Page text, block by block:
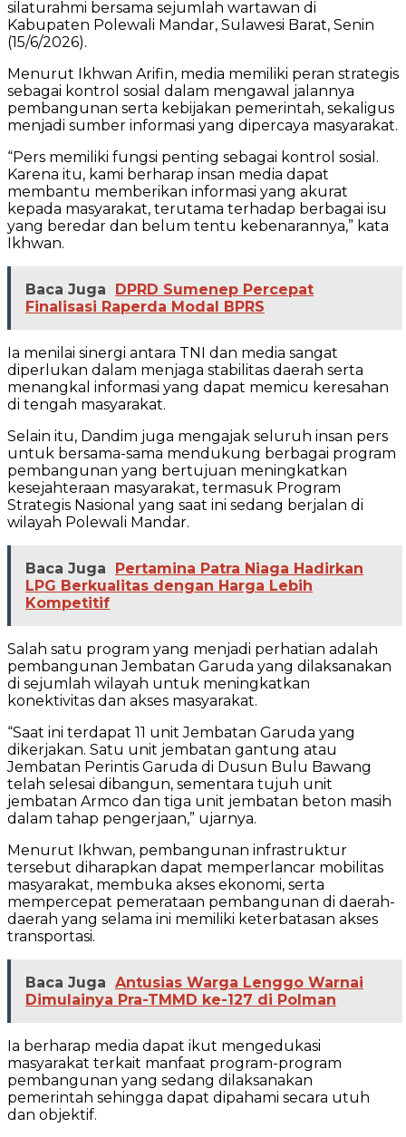
silaturahmi bersama sejumlah wartawan di
Kabupaten Polewali Mandar, Sulawesi Barat, Senin
(15/6/2026).
Menurut Ikhwan Arifin, media memiliki peran strategis
sebagai kontrol sosial dalam mengawal jalannya
pembangunan serta kebijakan pemerintah, sekaligus
menjadi sumber informasi yang dipercaya masyarakat.
“Pers memiliki fungsi penting sebagai kontrol sosial.
Karena itu, kami berharap insan media dapat
membantu memberikan informasi yang akurat
kepada masyarakat, terutama terhadap berbagai isu
yang beredar dan belum tentu kebenarannya,” kata
Ikhwan.
Baca Juga
DPRD Sumenep Percepat
Finalisasi Raperda Modal BPRS
Ia menilai sinergi antara TNI dan media sangat
diperlukan dalam menjaga stabilitas daerah serta
menangkal informasi yang dapat memicu keresahan
di tengah masyarakat.
Selain itu, Dandim juga mengajak seluruh insan pers
untuk bersama-sama mendukung berbagai program
pembangunan yang bertujuan meningkatkan
kesejahteraan masyarakat, termasuk Program
Strategis Nasional yang saat ini sedang berjalan di
wilayah Polewali Mandar.
Baca Juga
Pertamina Patra Niaga Hadirkan
LPG Berkualitas dengan Harga Lebih
Kompetitif
Salah satu program yang menjadi perhatian adalah
pembangunan Jembatan Garuda yang dilaksanakan
di sejumlah wilayah untuk meningkatkan
konektivitas dan akses masyarakat.
“Saat ini terdapat 11 unit Jembatan Garuda yang
dikerjakan. Satu unit jembatan gantung atau
Jembatan Perintis Garuda di Dusun Bulu Bawang
telah selesai dibangun, sementara tujuh unit
jembatan Armco dan tiga unit jembatan beton masih
dalam tahap pengerjaan,” ujarnya.
Menurut Ikhwan, pembangunan infrastruktur
tersebut diharapkan dapat memperlancar mobilitas
masyarakat, membuka akses ekonomi, serta
mempercepat pemerataan pembangunan di daerah-
daerah yang selama ini memiliki keterbatasan akses
transportasi.
Baca Juga Antusias Warga Lenggo Warnai
Dimulainya Pra-TMMD ke-127 di Polman
Ia berharap media dapat ikut mengedukasi
masyarakat terkait manfaat program-program
pembangunan yang sedang dilaksanakan
pemerintah sehingga dapat dipahami secara utuh
dan objektif.